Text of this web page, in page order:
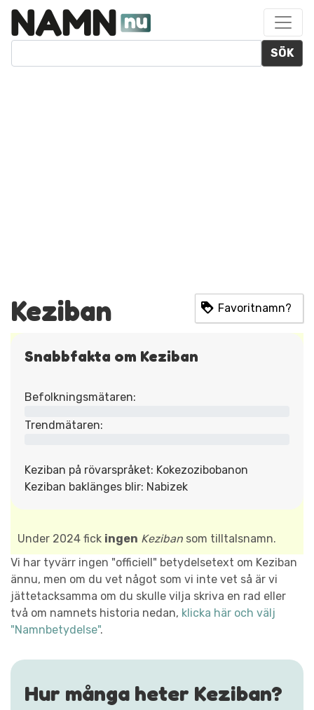
SÖK
Keziban Favoritnamn?
Snabbfakta om Keziban
Befolkningsmätaren:
Trendmätaren:
Keziban på rövarspråket: Kokezozibobanon
Keziban baklänges blir: Nabizek
Under 2024 fick ingen Keziban som tilltalsnamn.
Vi har tyvärr ingen "officiell" betydelsetext om Keziban
ännu, men om du vet något som vi inte vet så är vi
jättetacksamma om du skulle vilja skriva en rad eller
två om namnets historia nedan, klicka här och välj
"Namnbetydelse".
Hur många heter Keziban?